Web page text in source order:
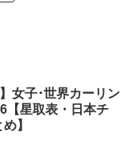
女子･世界カーリン
【星取表・日本チ
】